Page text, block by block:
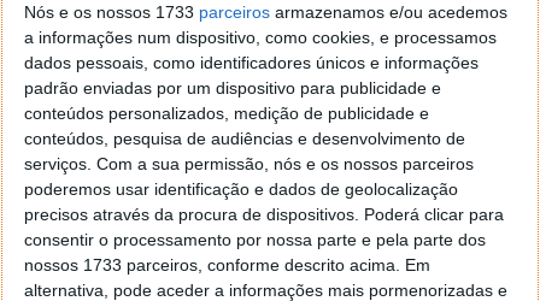
Nós e os nossos 1733 parceiros armazenamos e/ou acedemos
a informações num dispositivo, como cookies, e processamos
dados pessoais, como identificadores únicos e informações
padrão enviadas por um dispositivo para publicidade e
conteúdos personalizados, medição de publicidade e
conteúdos, pesquisa de audiências e desenvolvimento de
serviços. Com a sua permissão, nós e os nossos parceiros
poderemos usar identificação e dados de geolocalização
precisos através da procura de dispositivos. Poderá clicar para
consentir o processamento por nossa parte e pela parte dos
nossos 1733 parceiros, conforme descrito acima. Em
alternativa, pode aceder a informações mais pormenorizadas e
tentei apagar o explorer na tentativa de forçar o uso do
firefox mas em vao. Kaso te lembres de outra dica fico
agradecido, caso contrario obrigado a mesma
Responder
Vítor M.
7 de Novembro de 2005 às 01:39
@Reporter
Desculpa mas o link funciona. Seja como for segue por mail
o MSn Messenger 8.
Responder